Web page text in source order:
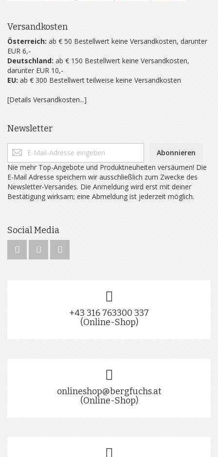
Versandkosten
Österreich: ab € 50 Bestellwert keine Versandkosten, darunter
EUR 6,-
Deutschland: ab € 150 Bestellwert keine Versandkosten,
darunter EUR 10,-
EU: ab € 300 Bestellwert teilweise keine Versandkosten
[Details Versandkosten...]
Newsletter
Abonnieren
Nie mehr Top-Angebote und Produktneuheiten versäumen! Die
E-Mail Adresse speichern wir ausschließlich zum Zwecke des
Newsletter-Versandes. Die Anmeldung wird erst mit deiner
Bestätigung wirksam; eine Abmeldung ist jederzeit möglich.
Social Media
+43 316 763300 337
(Online-Shop)
onlineshop@bergfuchs.at
(Online-Shop)